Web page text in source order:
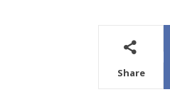
Share